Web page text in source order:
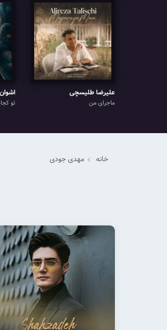
علیرضا طلیسچی
ماجرای من
اشوان
تو
خانه مهدی جودی